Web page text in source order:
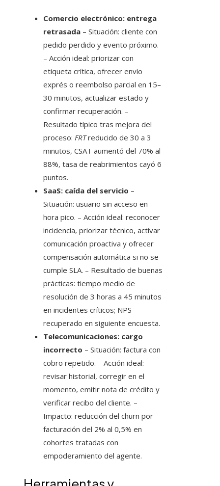
Comercio electrónico: entrega
retrasada – Situación: cliente con
pedido perdido y evento próximo.
– Acción ideal: priorizar con
etiqueta crítica, ofrecer envío
exprés o reembolso parcial en 15–
30 minutos, actualizar estado y
confirmar recuperación. –
Resultado típico tras mejora del
proceso: FRTreducido de 30 a 3
minutos, CSAT aumentó del 70% al
88%, tasa de reabrimientos cayó 6
puntos.
SaaS: caída del servicio –
Situación: usuario sin acceso en
hora pico. – Acción ideal: reconocer
incidencia, priorizar técnico, activar
comunicación proactiva y ofrecer
compensación automática si no se
cumple SLA. – Resultado de buenas
prácticas: tiempo medio de
resolución de 3 horas a 45 minutos
en incidentes críticos; NPS
recuperado en siguiente encuesta.
Telecomunicaciones: cargo
incorrecto – Situación: factura con
cobro repetido. – Acción ideal:
revisar historial, corregir en el
momento, emitir nota de crédito y
verificar recibo del cliente. –
Impacto: reducción del churn por
facturación del 2% al 0,5% en
cohortes tratadas con
empoderamiento del agente.